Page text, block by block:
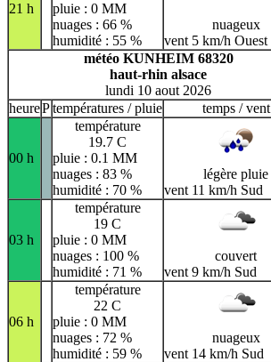
21 h
pluie : 0 MM
nuages : 66 %
humidité : 55 %
nuageux
vent 5 km/h Ouest
météo KUNHEIM 68320
haut-rhin alsace
lundi 10 aout 2026
heurePtempératures / pluie temps / vent
00 h
température
19.7 C
pluie : 0.1 MM
nuages : 83 %
humidité : 70 %
légère pluie
vent 11 km/h Sud
03 h
température
19 C
pluie : 0 MM
nuages : 100 %
humidité : 71 %
couvert
vent 9 km/h Sud
06 h
température
22 C
pluie : 0 MM
nuages : 72 %
humidité : 59 %
nuageux
vent 14 km/h Sud